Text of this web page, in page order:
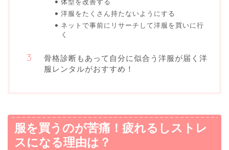
体型を改善する
洋服をたくさん持たないようにする
ネットで事前にリサーチして洋服を買いに行
く
骨格診断もあって自分に似合う洋服が届く洋
服レンタルがおすすめ！
服を買うのが苦痛！疲れるしストレ
スになる理由は？